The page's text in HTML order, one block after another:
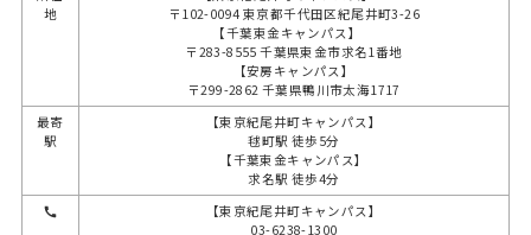
地
〒102-0094 東京都千代田区紀尾井町3-26
【千葉東金キャンパス】
〒283-8555 千葉県東金市求名1番地
【安房キャンパス】
〒299-2862 千葉県鴨川市太海1717
最寄
駅
【東京紀尾井町キャンパス】
毬町駅 徒歩5分
【千葉東金キャンパス】
求名駅 徒歩4分
【東京紀尾井町キャンパス】
03-6238-1300